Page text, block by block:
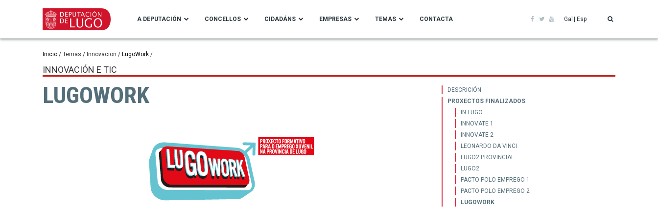
principal
A DEPUTACIÓN CONCELLOS CIDADÁNS EMPRESAS TEMAS CONTACTA Gal Esp
Miga
de
pan
Inicio Temas Innovacion LugoWork
INNOVACIÓN E TIC
LUGOWORK
Innovación
TIC
DESCRICIÓN
PROXECTOS FINALIZADOS
IN LUGO
INNOVATE 1
INNOVATE 2
LEONARDO DA VINCI
LUGO2 PROVINCIAL
LUGO2
PACTO POLO EMPREGO 1
PACTO POLO EMPREGO 2
LUGOWORK